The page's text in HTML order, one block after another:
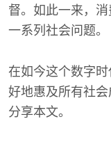
督。如此一来，
一系列社会问题。
在如今这个数字
好地惠及所有社
分享本文。